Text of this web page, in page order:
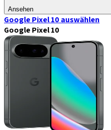
Ansehen
Google Pixel 10auswählen
Google Pixel 10